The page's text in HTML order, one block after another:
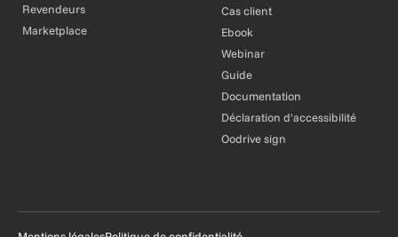
Revendeurs
Marketplace
Cas client
Ebook
Webinar
Guide
Documentation
Déclaration d'accessibilité
Oodrive sign